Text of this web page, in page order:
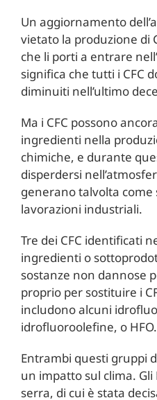
Un aggiornamento
vietato la produzione di
che li porti a entrare
significa che tutti i CFC
diminuiti nell’ultimo
Ma i CFC possono
ingredienti nella
chimiche, e durante
disperdersi
generano talvolta
lavorazioni industriali.
Tre dei CFC identificati
ingredienti o
sostanze non dannose
proprio per sostituire i
includono alcuni
idrofluoroolefine, o HFO.
Entrambi questi gruppi
un impatto sul clima. Gli
serra, di cui è stata